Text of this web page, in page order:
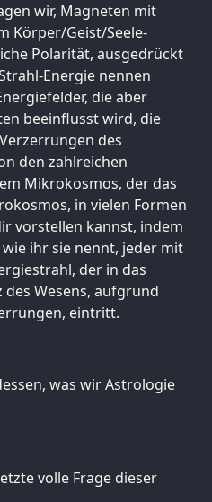
wir, Magneten mit
Körper/Geist/Seele-
Polarität, ausgedrückt
Energie nennen
die aber
beeinflusst wird, die
des
den zahlreichen
Mikrokosmos, der das
in vielen Formen
vorstellen kannst, indem
ihr sie nennt, jeder mit
der in das
Wesens, aufgrund
eintritt.
was wir Astrologie
volle Frage dieser